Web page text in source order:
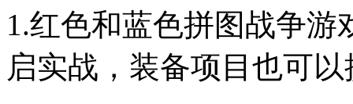
1.红色和蓝色拼图战争
启实战，装备项目也可